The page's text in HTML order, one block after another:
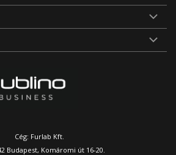
Cég: Furlab Kft.
Budapest, Komáromi út 16-20.